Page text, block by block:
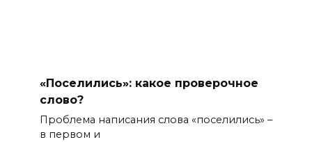
«Поселились»: какое проверочное
слово?
Проблема написания слова «поселились» –
в первом и